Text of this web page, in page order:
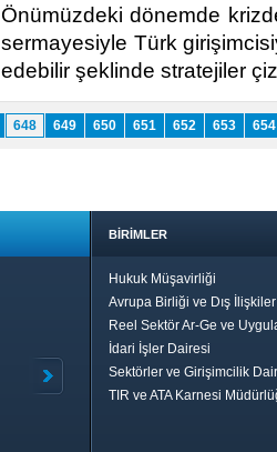
Önümüzdeki dönemde
sermayesiyle Türk
edebilir şeklinde stratejiler
648 649 650 651 652 653 654
BİRİMLER
Hukuk Müşavirliği
Avrupa Birliği ve Dış
Reel Sektör Ar-Ge ve
İdari İşler Dairesi
Sektörler ve Girişimcilik
TIR ve ATA Karnesi